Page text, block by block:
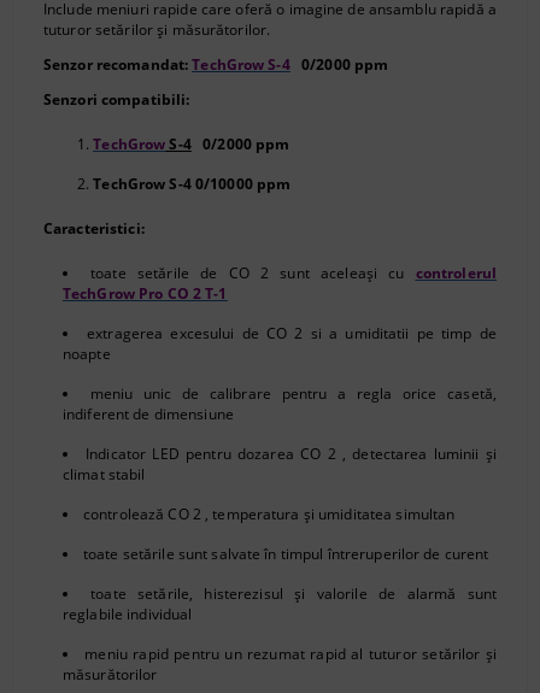
Include meniuri rapide care oferă o imagine de ansamblu rapidă a
tuturor setărilor și măsurătorilor.
Senzor recomandat:TechGrow S-4 0/2000 ppm
Senzori compatibili:
TechGrowS-4 0/2000 ppm
TechGrow S-4 0/10000 ppm
Caracteristici:
toate setările de CO 2 sunt aceleași cu controlerul
TechGrow Pro CO 2T-1
extragerea excesului de CO2 si a umiditatii pe timp de
noapte
meniu unic de calibrare pentru a regla orice casetă,
indiferent de dimensiune
Indicator LED pentru dozarea CO 2 , detectarea luminii și
climat stabil
controlează CO2 , temperatura și umiditatea simultan
toate setările sunt salvate în timpul întreruperilor de curent
toate setările, histerezisul și valorile de alarmă sunt
reglabile individual
meniu rapid pentru un rezumat rapid al tuturor setărilor și
măsurătorilor